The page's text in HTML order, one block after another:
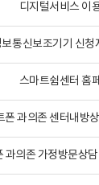
디지털서비스 이
보통신보조기기 신청
스마트쉼센터 홈
폰 과의존 센터내방
과의존 가정방문상